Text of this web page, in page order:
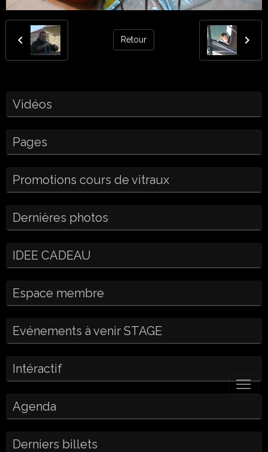
Retour
Vidéos
Pages
Promotions cours de vitraux
Dernières photos
IDEE CADEAU
Espace membre
Evénements à venir STAGE
Intéractif
Agenda
Derniers billets